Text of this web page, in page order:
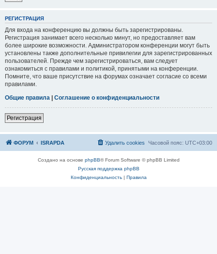
РЕГИСТРАЦИЯ
Для входа на конференцию вы должны быть зарегистрированы.
Регистрация занимает всего несколько минут, но предоставляет вам
более широкие возможности. Администратором конференции могут быть
установлены также дополнительные привилегии для зарегистрированных
пользователей. Прежде чем зарегистрироваться, вам следует
ознакомиться с правилами и политикой, принятыми на конференции.
Помните, что ваше присутствие на форумах означает согласие со всеми
правилами.
Общие правила | Соглашение о конфиденциальности
Регистрация
ФОРУМ ISRAPDA Часовой пояс: UTC+03:00
Удалить cookies
Создано на основе phpBB® Forum Software © phpBB Limited
Русская поддержка phpBB
Конфиденциальность| Правила